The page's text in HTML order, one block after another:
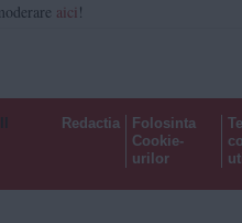
aici!
Redactia
Folosinta
Cookie-
urilor